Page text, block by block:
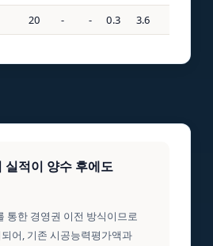
20 - - 0.3 3.6
적이 양수 후에도
통한 경영권 이전 방식이므로
어, 기존 시공능력평가액과